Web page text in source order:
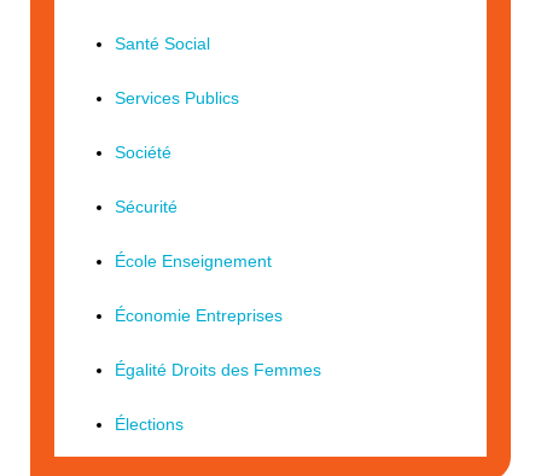
Santé Social
Services Publics
Société
Sécurité
École Enseignement
Économie Entreprises
Égalité Droits des Femmes
Élections